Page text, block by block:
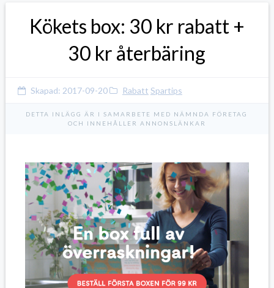
Kökets box: 30 kr rabatt +
30 kr återbäring
Skapad: 2017-09-20 Rabatt Spartips
DETTA INLÄGG ÄR I SAMARBETE MED NÄMNDA FÖRETAG
OCH INNEHÅLLER ANNONSLÄNKAR